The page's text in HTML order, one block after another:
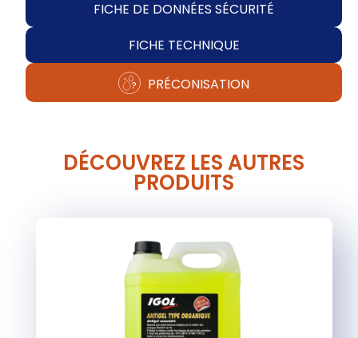
FICHE DE DONNÉES SÉCURITÉ
FICHE TECHNIQUE
PRÉCONISATION
DÉCOUVREZ LES AUTRES
PRODUITS